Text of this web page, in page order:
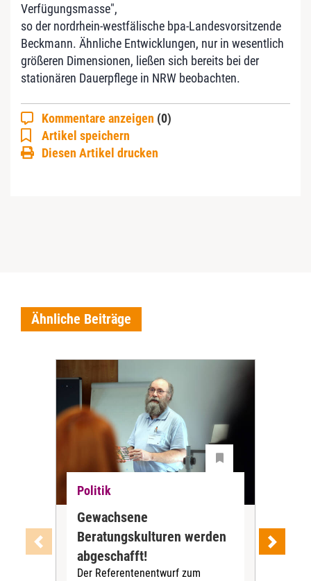
Verfügungsmasse",
so der nordrhein-westfälische bpa-Landesvorsitzende
Beckmann. Ähnliche Entwicklungen, nur in wesentlich
größeren Dimensionen, ließen sich bereits bei der
stationären Dauerpflege in NRW beobachten.
Kommentare anzeigen (0)
Artikel speichern
Diesen Artikel drucken
Ähnliche Beiträge
Politik
Gewachsene
Beratungskulturen werden
abgeschafft!
Der Referentenentwurf zum